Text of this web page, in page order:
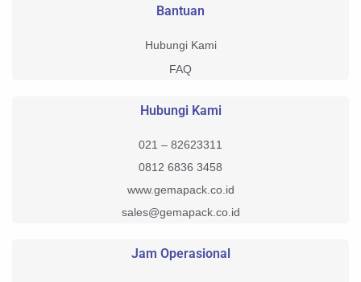
Bantuan
Hubungi Kami
FAQ
Hubungi Kami
021 – 82623311
0812 6836 3458
www.gemapack.co.id
sales@gemapack.co.id
Jam Operasional